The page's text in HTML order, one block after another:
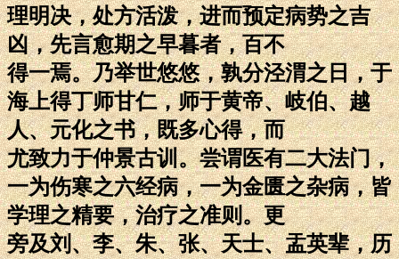
理明决，处方活泼，进而预定病势之吉
凶，先言愈期之早暮者，百不
得一焉。乃举世悠悠，孰分泾渭之日，于
海上得丁师甘仁，师于黄帝、岐伯、越
人、元化之书，既多心得，而
尤致力于仲景古训。尝谓医有二大法门，
一为伤寒之六经病，一为金匮之杂病，皆
学理之精要，治疗之准则。更
旁及刘、李、朱、张、天士、盂英辈，历